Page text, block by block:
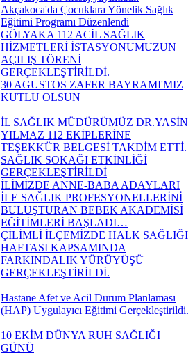
Akçakoca'da Çocuklara Yönelik Sağlık
Eğitimi Programı Düzenlendi
GÖLYAKA 112 ACİL SAĞLIK
HİZMETLERİ İSTASYONUMUZUN
AÇILIŞ TÖRENİ
GERÇEKLEŞTİRİLDİ.
30 AGUSTOS ZAFER BAYRAMI'MIZ
KUTLU OLSUN
İL SAĞLIK MÜDÜRÜMÜZ DR.YASİN
YILMAZ 112 EKİPLERİNE
TEŞEKKÜR BELGESİ TAKDİM ETTİ.
SAĞLIK SOKAĞI ETKİNLİĞİ
GERÇEKLEŞTİRİLDİ
İLİMİZDE ANNE-BABA ADAYLARI
İLE SAĞLIK PROFESYONELLERİNİ
BULUŞTURAN BEBEK AKADEMİSİ
EĞİTİMLERİ BAŞLADI…
ÇİLİMLİ İLÇEMİZDE HALK SAĞLIĞI
HAFTASI KAPSAMINDA
FARKINDALIK YÜRÜYÜŞÜ
GERÇEKLEŞTİRİLDİ.
Hastane Afet ve Acil Durum Planlaması
(HAP) Uygulayıcı Eğitimi Gerçekleştirildi.
10 EKİM DÜNYA RUH SAĞLIĞI
GÜNÜ